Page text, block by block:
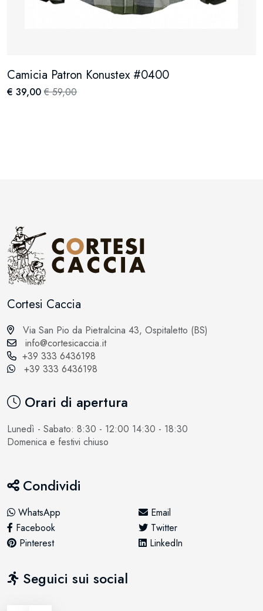
Camicia Patron Konustex #0400
€ 39,00 € 59,00
Cortesi Caccia
Via San Pio da Pietralcina 43, Ospitaletto (BS)
info@cortesicaccia.it
+39 333 6436198
+39 333 6436198
Orari di apertura
Lunedì - Sabato: 8:30 - 12:00 14:30 - 18:30
Domenica e festivi chiuso
Condividi
WhatsApp
Email
Facebook
Twitter
Pinterest
LinkedIn
Seguici sui social